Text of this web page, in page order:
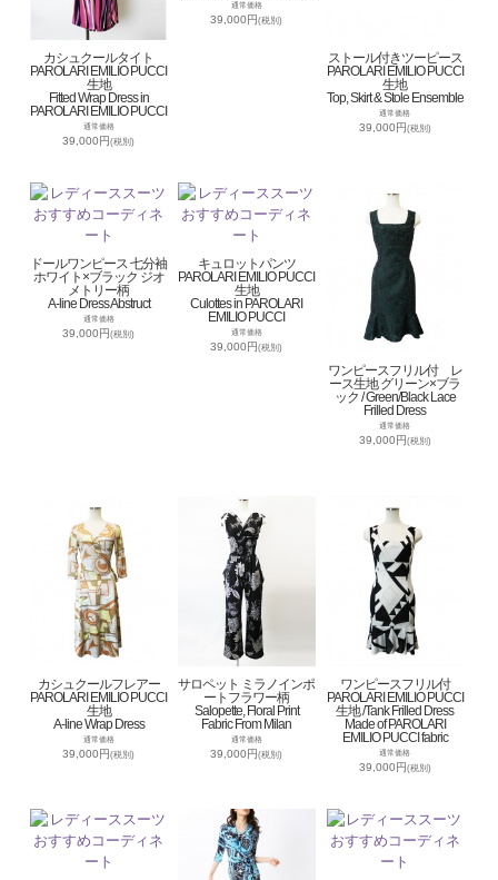
カシュクールタイト
PAROLARI EMILIO PUCCI
生地
Fitted Wrap Dress in
PAROLARI EMILIO PUCCI
通常価格
39,000円(税別)
通常価格
39,000円(税別)
ストール付きツーピース
PAROLARI EMILIO PUCCI
生地
Top, Skirt & Stole Ensemble
通常価格
39,000円(税別)
ドールワンピース 七分袖
ホワイト×ブラック ジオ
メトリー柄
A-line Dress Abstruct
通常価格
39,000円(税別)
キュロットパンツ
PAROLARI EMILIO PUCCI
生地
Culottes in PAROLARI
EMILIO PUCCI
通常価格
39,000円(税別)
ワンピースフリル付 レ
ース生地 グリーン×ブラ
ック / Green/Black Lace
Frilled Dress
通常価格
39,000円(税別)
カシュクールフレアー
PAROLARI EMILIO PUCCI
生地
A-line Wrap Dress
通常価格
39,000円(税別)
サロペット ミラノインポ
ートフラワー柄
Salopette, Floral Print
Fabric From Milan
通常価格
39,000円(税別)
ワンピースフリル付
PAROLARI EMILIO PUCCI
生地 /Tank Frilled Dress
Made of PAROLARI
EMILIO PUCCI fabric
通常価格
39,000円(税別)